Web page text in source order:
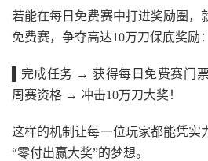
若能在每日免费赛中打进奖励圈，
免费赛，争夺高达10万刀保底奖励：
完成任务 → 获得每日免费赛门
周赛资格 → 冲击10万刀大奖！
这样的机制让每一位玩家都能凭实
“零付出赢大奖”的梦想。